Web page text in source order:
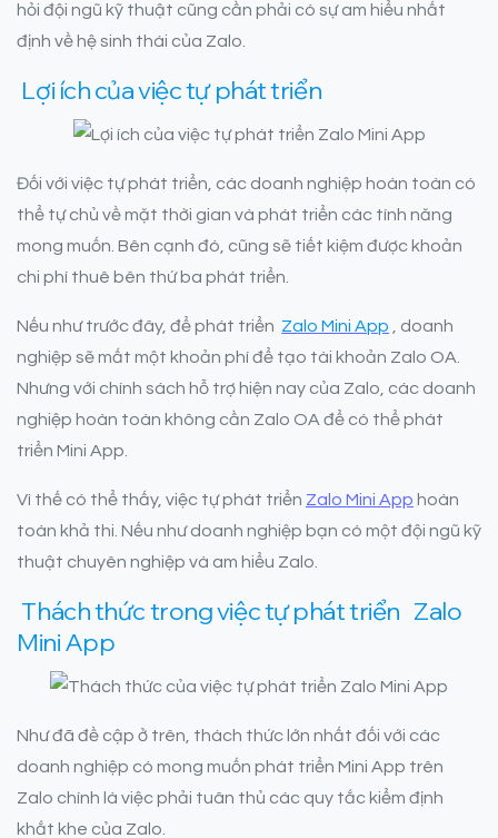
hỏi đội ngũ kỹ thuật cũng cần phải có sự am hiểu nhất
định về hệ sinh thái của Zalo.
Lợi ích của việc tự phát triển
Đối với việc tự phát triển, các doanh nghiệp hoàn toàn có
thể tự chủ về mặt thời gian và phát triển các tính năng
mong muốn. Bên cạnh đó, cũng sẽ tiết kiệm được khoản
chi phí thuê bên thứ ba phát triển.
Nếu như trước đây, để phát triển Zalo Mini App , doanh
nghiệp sẽ mất một khoản phí để tạo tài khoản Zalo OA.
Nhưng với chính sách hỗ trợ hiện nay của Zalo, các doanh
nghiệp hoàn toàn không cần Zalo OA để có thể phát
triển Mini App.
Vì thế có thể thấy, việc tự phát triển Zalo Mini App hoàn
toàn khả thi. Nếu như doanh nghiệp bạn có một đội ngũ kỹ
thuật chuyên nghiệp và am hiểu Zalo.
Thách thức trong việc tự phát triển Zalo
Mini App
Như đã đề cập ở trên, thách thức lớn nhất đối với các
doanh nghiệp có mong muốn phát triển Mini App trên
Zalo chính là việc phải tuân thủ các quy tắc kiểm định
khắt khe của Zalo.